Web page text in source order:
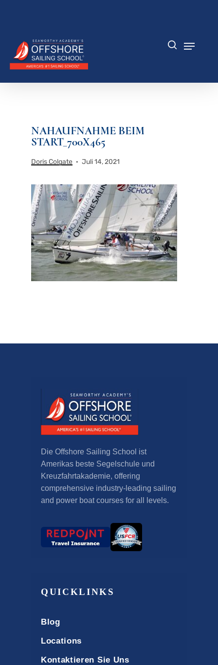
NAHAUFNAHME BEIM
START_700X465
Doris Colgate Juli 14, 2021
Die Offshore Sailing School ist
Amerikas beste Segelschule und
Kreuzfahrtakademie, offering
comprehensive industry-leading sailing
and power boat courses for all levels.
QUICKLINKS
Blog
Locations
Kontaktieren Sie Uns